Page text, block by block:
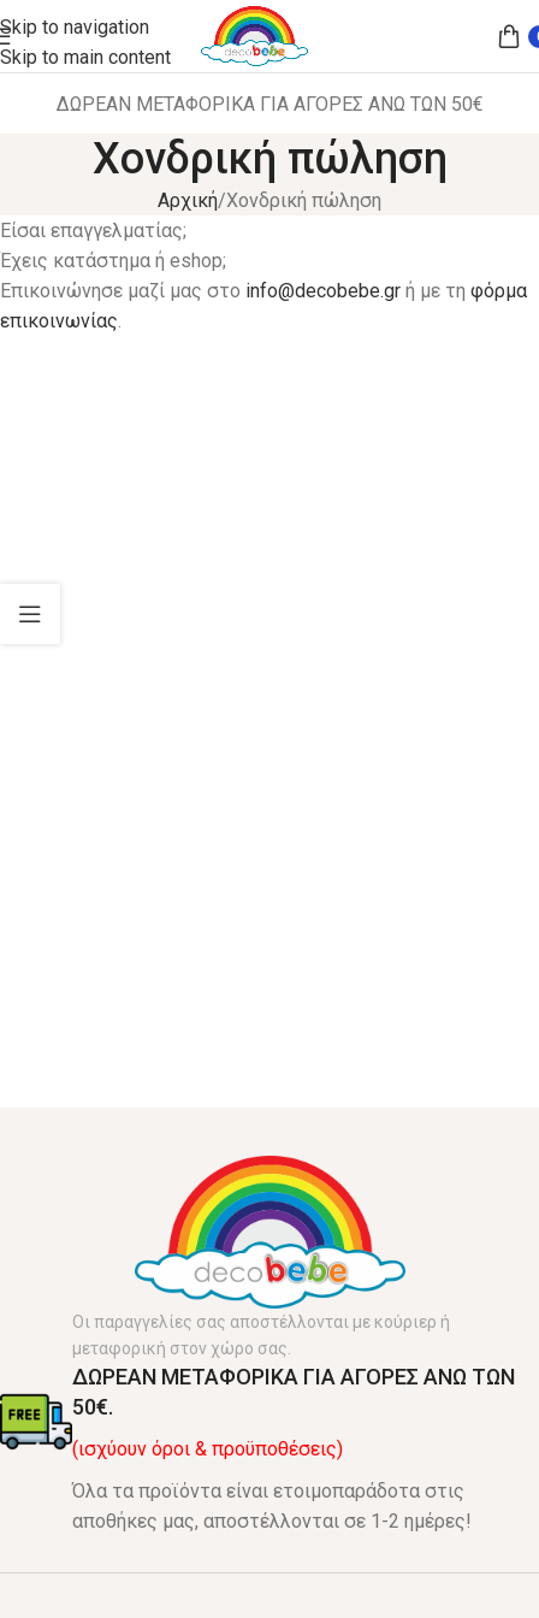
Skip to navigation
Skip to main content
ΔΩΡΕΑΝ ΜΕΤΑΦΟΡΙΚΑ ΓΙΑ ΑΓΟΡΕΣ ΑΝΩ ΤΩΝ 50€
Χονδρική πώληση
Αρχική Χονδρική πώληση
Είσαι επαγγελματίας;
Έχεις κατάστημα ή eshop;
Επικοινώνησε μαζί μας στο info@decobebe.gr ή με τη φόρμα
επικοινωνίας.
Οι παραγγελίες σας αποστέλλονται με κούριερ ή
μεταφορική στον χώρο σας.
ΔΩΡΕΑΝ ΜΕΤΑΦΟΡΙΚΑ ΓΙΑ ΑΓΟΡΕΣ ΑΝΩ ΤΩΝ
50€.
(ισχύουν όροι & προϋποθέσεις)
Όλα τα προϊόντα είναι ετοιμοπαράδοτα στις
αποθήκες μας, αποστέλλονται σε 1-2 ημέρες!